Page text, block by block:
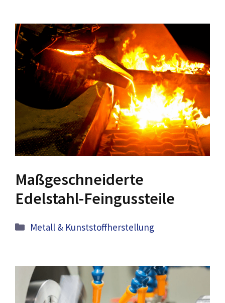
Maßgeschneiderte
Edelstahl-Feingussteile
Kategorien
Metall & Kunststoffherstellung